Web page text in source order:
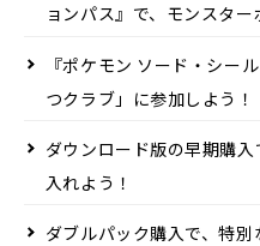
ョンパス』で、モンスタ
『ポケモン ソード・シー
つクラブ」に参加しよう！
ダウンロード版の早期購
入れよう！
ダブルパック購入で、特